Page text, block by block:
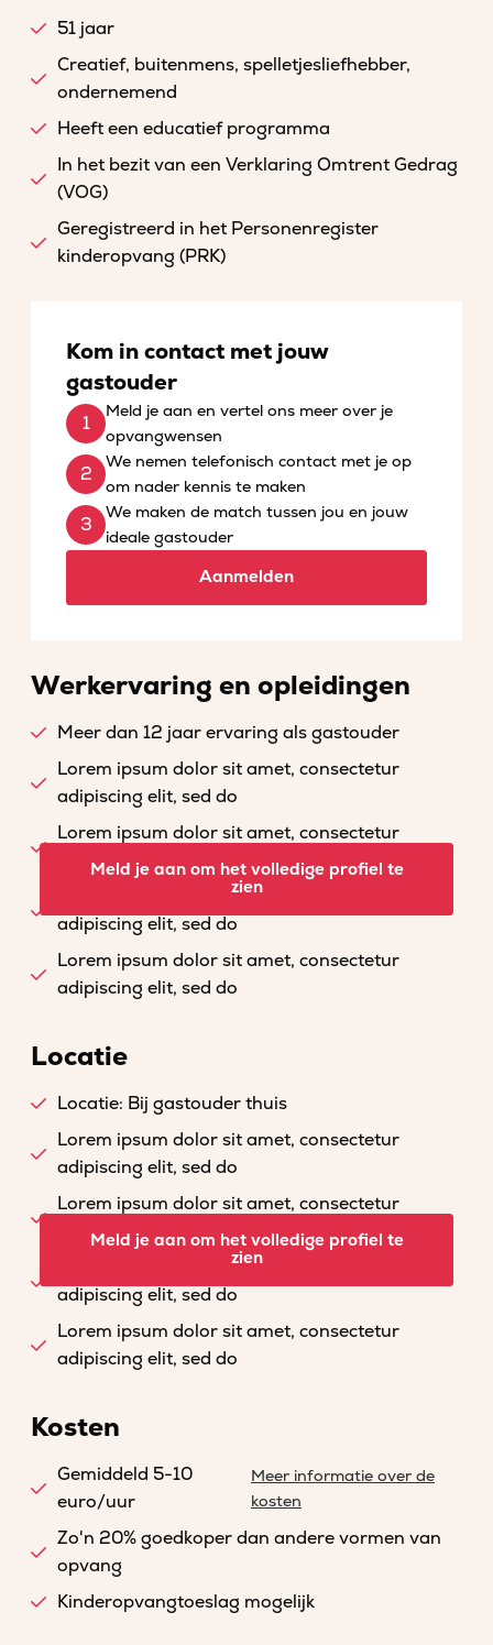
51 jaar
Creatief, buitenmens, spelletjesliefhebber,
ondernemend
Heeft een educatief programma
In het bezit van een Verklaring Omtrent Gedrag
(VOG)
Geregistreerd in het Personenregister
kinderopvang (PRK)
Kom in contact met jouw
gastouder
Meld je aan en vertel ons meer over je
opvangwensen
We nemen telefonisch contact met je op
om nader kennis te maken
We maken de match tussen jou en jouw
ideale gastouder
Aanmelden
Werkervaring en opleidingen
Meer dan 12 jaar ervaring als gastouder
Lorem ipsum dolor sit amet, consectetur
adipiscing elit, sed do
Lorem ipsum dolor sit amet, consectetur
adipiscing elit, sed do
Lorem ipsum dolor sit amet, consectetur
adipiscing elit, sed do
Lorem ipsum dolor sit amet, consectetur
adipiscing elit, sed do
Meld je aan om het volledige profiel te
zien
Locatie
Locatie: Bij gastouder thuis
Lorem ipsum dolor sit amet, consectetur
adipiscing elit, sed do
Lorem ipsum dolor sit amet, consectetur
adipiscing elit, sed do
Lorem ipsum dolor sit amet, consectetur
adipiscing elit, sed do
Lorem ipsum dolor sit amet, consectetur
adipiscing elit, sed do
Meld je aan om het volledige profiel te
zien
Kosten
Gemiddeld 5-10
euro/uur
Meer informatie over de
kosten
Zo'n 20% goedkoper dan andere vormen van
opvang
Kinderopvangtoeslag mogelijk